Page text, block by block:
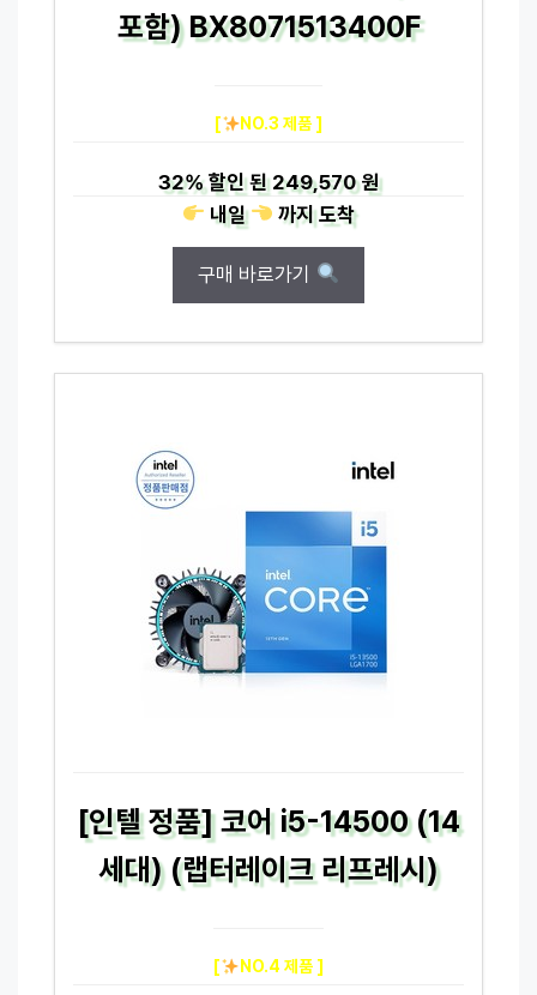
포함) BX8071513400F
[ NO.3 제품 ]
32%할인 된249,570 원
내일
까지도착
구매 바로가기
[인텔 정품] 코어 i5-14500 (14
세대) (랩터레이크 리프레시)
[ NO.4 제품 ]